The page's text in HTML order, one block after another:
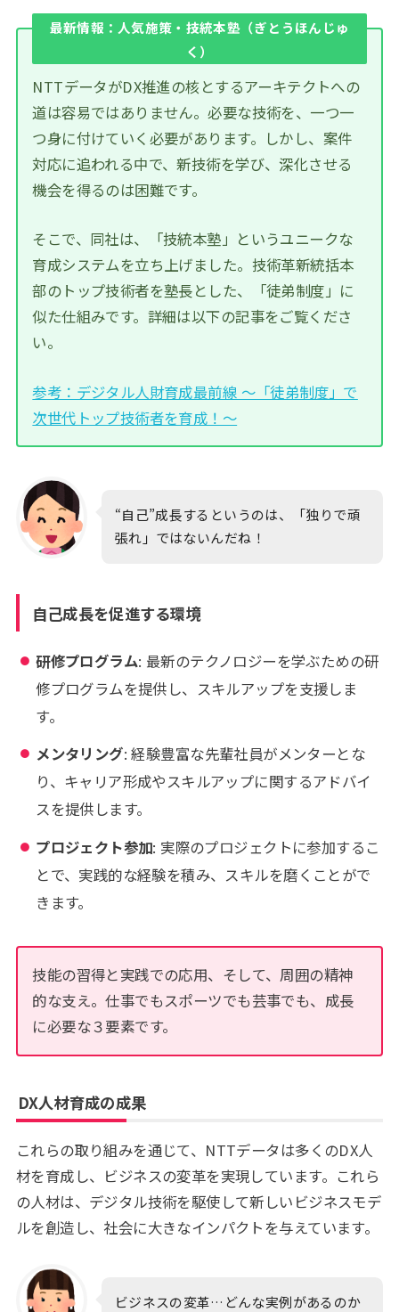
最新情報：人気施策・技統本塾（ぎとうほんじゅ
く）
NTTデータがDX推進の核とするアーキテクトへの
道は容易ではありません。必要な技術を、一つ一
つ身に付けていく必要があります。しかし、案件
対応に追われる中で、新技術を学び、深化させる
機会を得るのは困難です。
そこで、同社は、「技統本塾」というユニークな
育成システムを立ち上げました。技術革新統括本
部のトップ技術者を塾長とした、「徒弟制度」に
似た仕組みです。詳細は以下の記事をご覧くださ
い。
参考：デジタル人財育成最前線 ～「徒弟制度」で
次世代トップ技術者を育成！～
“自己”成長するというのは、「独りで頑
張れ」ではないんだね！
自己成長を促進する環境
研修プログラム: 最新のテクノロジーを学ぶための研
修プログラムを提供し、スキルアップを支援しま
す。
メンタリング: 経験豊富な先輩社員がメンターとな
り、キャリア形成やスキルアップに関するアドバイ
スを提供します。
プロジェクト参加: 実際のプロジェクトに参加するこ
とで、実践的な経験を積み、スキルを磨くことがで
きます。
技能の習得と実践での応用、そして、周囲の精神
的な支え。仕事でもスポーツでも芸事でも、成長
に必要な３要素です。
DX人材育成の成果
これらの取り組みを通じて、NTTデータは多くのDX人
材を育成し、ビジネスの変革を実現しています。これら
の人材は、デジタル技術を駆使して新しいビジネスモデ
ルを創造し、社会に大きなインパクトを与えています。
ビジネスの変革…どんな実例があるのか